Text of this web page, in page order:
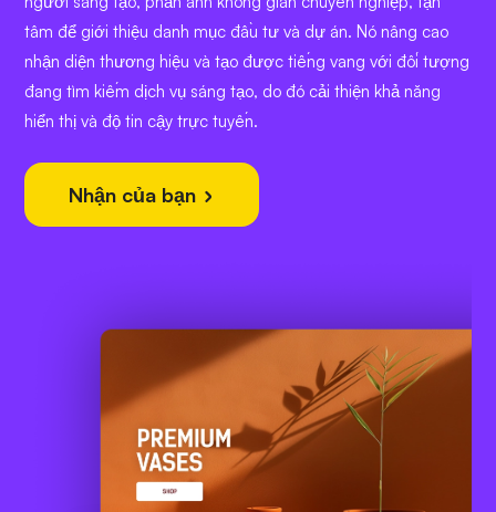
tâm để giới thiệu danh mục đầu tư và dự án. Nó nâng cao
nhận diện thương hiệu và tạo được tiếng vang với đối tượng
đang tìm kiếm dịch vụ sáng tạo, do đó cải thiện khả năng
hiển thị và độ tin cậy trực tuyến.
Nhận của bạn